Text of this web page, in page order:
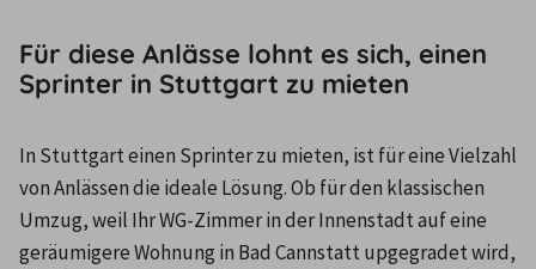
Für diese Anlässe lohnt es sich, einen
Sprinter in Stuttgart zu mieten
In Stuttgart einen Sprinter zu mieten, ist für eine Vielzahl
von Anlässen die ideale Lösung. Ob für den klassischen
Umzug, weil Ihr WG-Zimmer in der Innenstadt auf eine
geräumigere Wohnung in Bad Cannstatt upgegradet wird,